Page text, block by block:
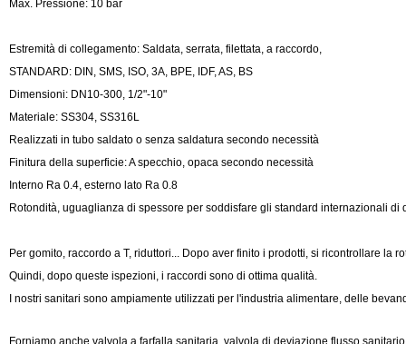
Max. Pressione: 10 bar
Estremità di collegamento: Saldata, serrata, filettata, a raccordo,
STANDARD: DIN, SMS, ISO, 3A, BPE, IDF, AS, BS
Dimensioni: DN10-300, 1/2"-10"
Materiale: SS304, SS316L
Realizzati in tubo saldato o senza saldatura secondo necessità
Finitura della superficie: A specchio, opaca secondo necessità
Interno Ra 0.4, esterno lato Ra 0.8
Rotondità, uguaglianza di spessore per soddisfare gli standard internazionali di
Per gomito, raccordo a T, riduttori... Dopo aver finito i prodotti, si ricontrollare
Quindi, dopo queste ispezioni, i raccordi sono di ottima qualità.
I nostri sanitari sono ampiamente utilizzati per l'industria alimentare, delle
Forniamo anche valvola a farfalla sanitaria, valvola di deviazione flusso